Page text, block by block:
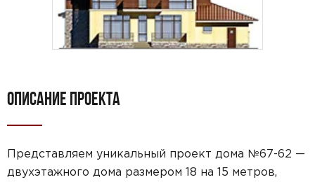
ОПИСАНИЕ ПРОЕКТА
Представляем уникальный проект дома №67-62 —
двухэтажного дома размером 18 на 15 метров,